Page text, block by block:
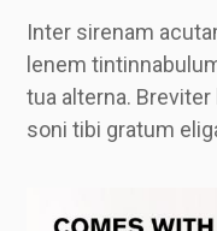
Inter sirenam
lenem
tua alterna.
soni tibi gratum